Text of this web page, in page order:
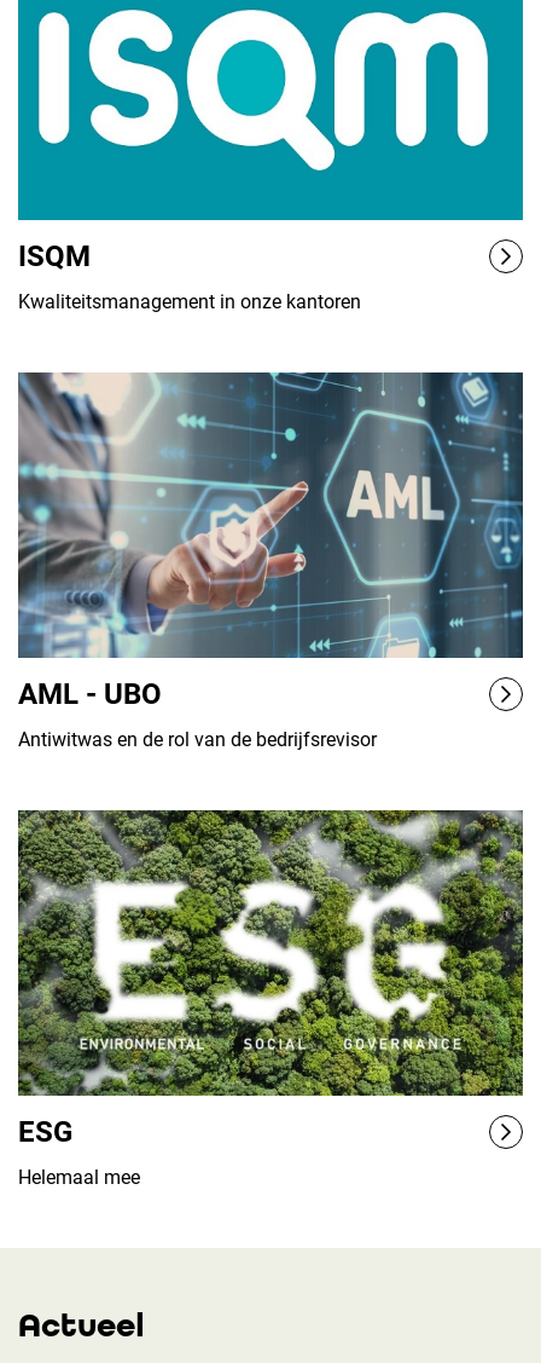
ISQM
Kwaliteitsmanagement in onze kantoren
AML - UBO
Antiwitwas en de rol van de bedrijfsrevisor
ESG
Helemaal mee
Actueel